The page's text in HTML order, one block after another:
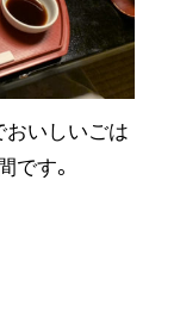
おいしいごは
です。